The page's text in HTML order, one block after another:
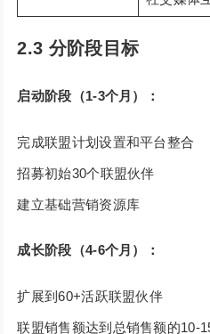
2.3 分阶段目标
启动阶段（1-3个月）：
完成联盟计划设置和平台整合
招募初始30个联盟伙伴
建立基础营销资源库
成长阶段（4-6个月）：
扩展到60+活跃联盟伙伴
联盟销售额达到总销售额的10-